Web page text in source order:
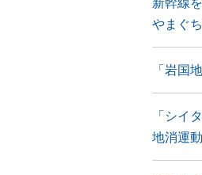
やまぐ
「岩国
「シイ
地消運